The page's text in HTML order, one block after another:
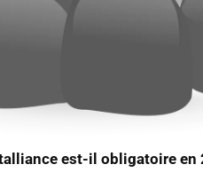
est-il obligatoire en